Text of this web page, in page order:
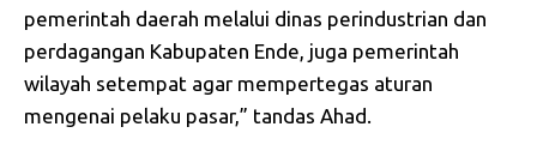
pemerintah daerah melalui dinas perindustrian dan
perdagangan Kabupaten Ende, juga pemerintah
wilayah setempat agar mempertegas aturan
mengenai pelaku pasar,” tandas Ahad.